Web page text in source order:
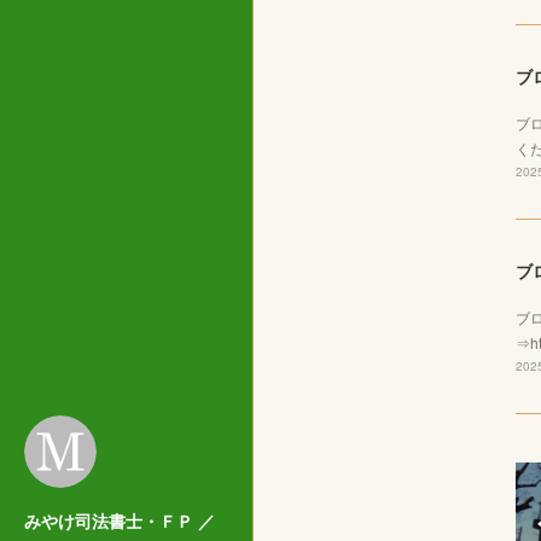
みやけ司法書士・ＦＰ ／
ブ
ブ
く
ブ
ブ